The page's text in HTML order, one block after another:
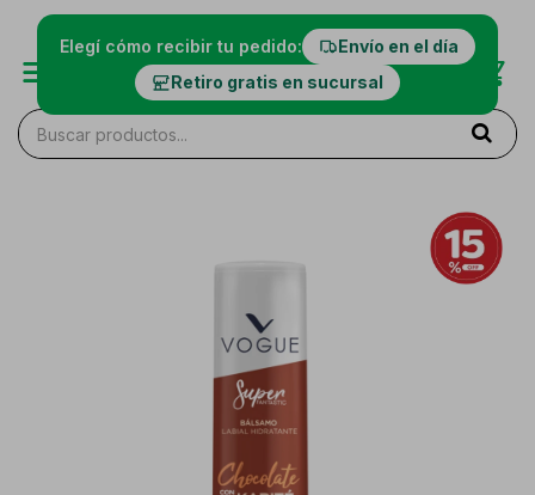
Elegí cómo recibir tu pedido:
Envío en el día
Retiro gratis en sucursal